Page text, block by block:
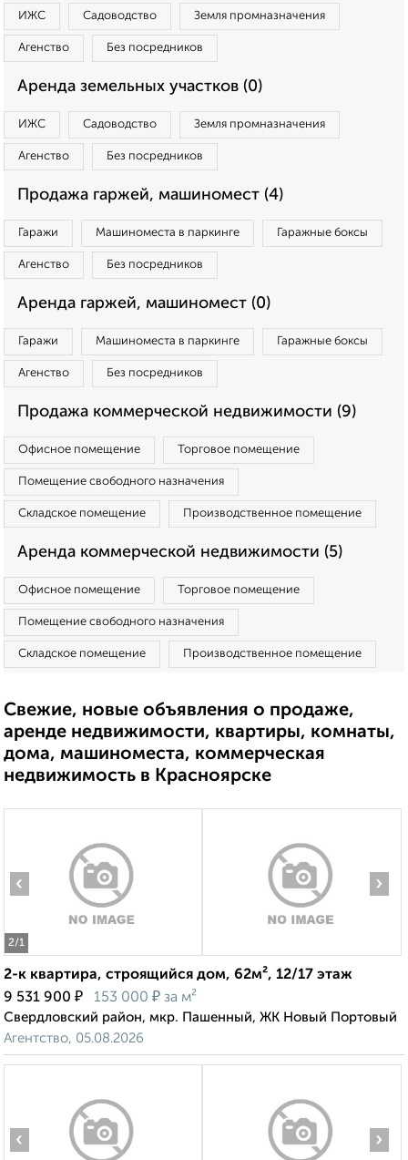
ИЖС Садоводство Земля промназначения
Агенство Без посредников
Аренда земельных участков (0)
ИЖС Садоводство Земля промназначения
Агенство Без посредников
Продажа гаржей, машиномест (4)
Гаражи Машиноместа в паркинге Гаражные боксы
Агенство Без посредников
Аренда гаржей, машиномест (0)
Гаражи Машиноместа в паркинге Гаражные боксы
Агенство Без посредников
Продажа коммерческой недвижимости (9)
Офисное помещение Торговое помещение
Помещение свободного назначения
Складское помещение Производственное помещение
Аренда коммерческой недвижимости (5)
Офисное помещение Торговое помещение
Помещение свободного назначения
Складское помещение Производственное помещение
Свежие, новые объявления о продаже,
аренде недвижимости, квартиры, комнаты,
дома, машиноместа, коммерческая
недвижимость в Красноярске
2/1
‹ ›
2-к квартира, строящийся дом, 62м², 12/17 этаж
9 531 900 ₽ 153 000 ₽ за м²
Свердловский район, мкр. Пашенный, ЖК Новый Портовый
Агентство, 05.08.2026
‹ ›